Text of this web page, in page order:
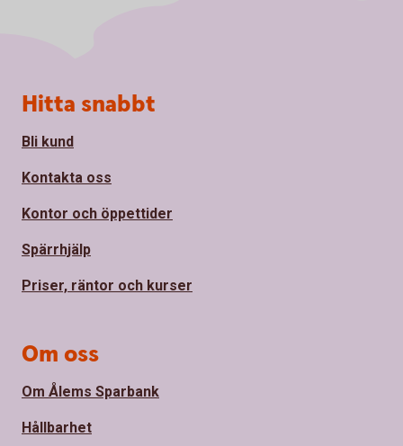
Sidfot
Hitta snabbt
Bli kund
Kontakta oss
Kontor och öppettider
Spärrhjälp
Priser, räntor och kurser
Om oss
Om Ålems Sparbank
Hållbarhet